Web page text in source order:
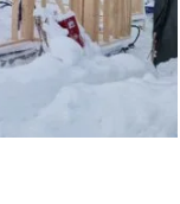
Når
som
Det